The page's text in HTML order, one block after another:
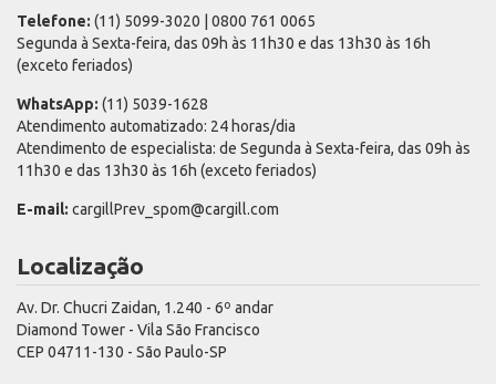
Telefone: (11) 5099-3020 | 0800 761 0065
Segunda à Sexta-feira, das 09h às 11h30 e das 13h30 às 16h
(exceto feriados)
WhatsApp: (11) 5039-1628
Atendimento automatizado: 24 horas/dia
Atendimento de especialista: de Segunda à Sexta-feira, das 09h às
11h30 e das 13h30 às 16h (exceto feriados)
E-mail: cargillPrev_spom@cargill.com
Localização
Av. Dr. Chucri Zaidan, 1.240 - 6º andar
Diamond Tower - Vila São Francisco
CEP 04711-130 - São Paulo-SP